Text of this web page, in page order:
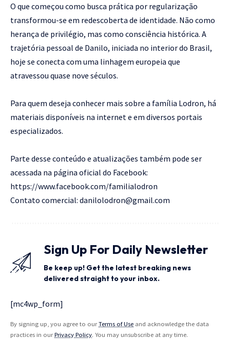
O que começou como busca prática por regularização
transformou-se em redescoberta de identidade. Não como
herança de privilégio, mas como consciência histórica. A
trajetória pessoal de Danilo, iniciada no interior do Brasil,
hoje se conecta com uma linhagem europeia que
atravessou quase nove séculos.
Para quem deseja conhecer mais sobre a família Lodron, há
materiais disponíveis na internet e em diversos portais
especializados.
Parte desse conteúdo e atualizações também pode ser
acessada na página oficial do Facebook:
https://www.facebook.com/familialodron
Contato comercial: danilolodron@gmail.com
Sign Up For Daily Newsletter
Be keep up! Get the latest breaking news
delivered straight to your inbox.
[mc4wp_form]
By signing up, you agree to ourTerms of Use and acknowledge the data
practices in ourPrivacy Policy. You may unsubscribe at any time.